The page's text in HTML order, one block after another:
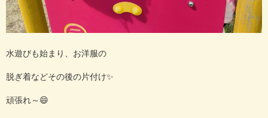
水遊びも始まり、お洋服の
脱ぎ着などその後の片付け✨
頑張れ～😄